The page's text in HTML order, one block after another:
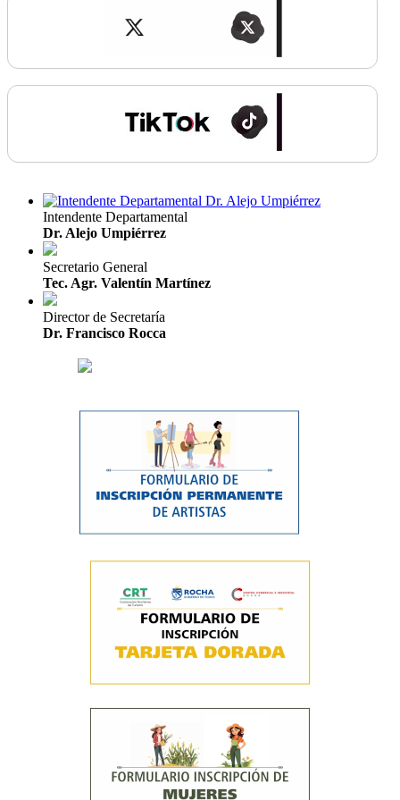
Intendente Departamental
Dr. Alejo Umpiérrez
Secretario General
Tec. Agr. Valentín Martínez
Director de Secretaría
Dr. Francisco Rocca